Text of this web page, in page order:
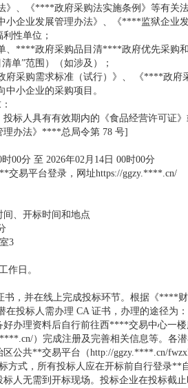
》、《****政府采购法实施条例》等有关
小企业发展管理办法》、《****监狱企
性单位；
、****政府采购品目清****政府优先采购
单”范围）（如涉及）；
采购需求标准（试行）》、 《****政府
中小企业的采购项目。
标人具有有效期内的《食品经营许可证
理办法》****总局令第 78 号]
00分 至 2026年02月14日 00时00分
交易平台登录，网址https://ggzy.****.cn/
间、开标时间和地点
3
作日。
书，并在线上完成投标环节。根据《
在投标人需办理 CA 证书，办理的途径
好办理资料后自行前往西****交易中心一
）完成注册及完善相关信息等。各
公共**交易平台（http://ggzy.****.cn/
方式，所有投标人应在开标前自行登录
人无需到开标现场。投标企业在投标截